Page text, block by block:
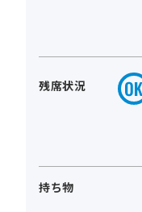
残席状況
持ち物